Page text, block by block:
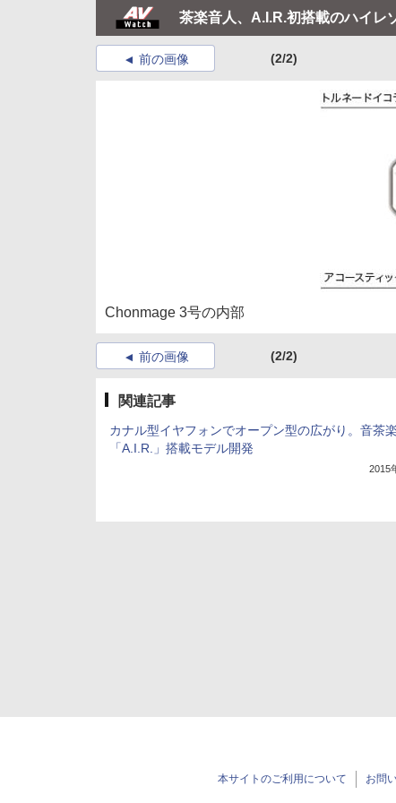
茶楽音人、A.I.R.初搭載のハイレ
前の画像 (2/2)
Chonmage 3号の内部
前の画像 (2/2)
関連記事
カナル型イヤフォンでオープン型の広がり。音茶
「A.I.R.」搭載モデル開発
2015
本サイトのご利用について お問